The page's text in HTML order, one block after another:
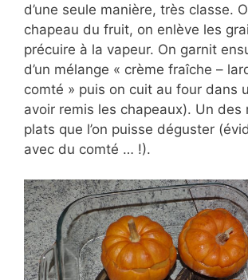
d’une seule manière, très classe.
chapeau du fruit, on enlève les
précuire à la vapeur. On garnit
d’un mélange « crème fraîche –
comté » puis on cuit au four dans
avoir remis les chapeaux). Un des
plats que l’on puisse déguster
avec du comté … !).